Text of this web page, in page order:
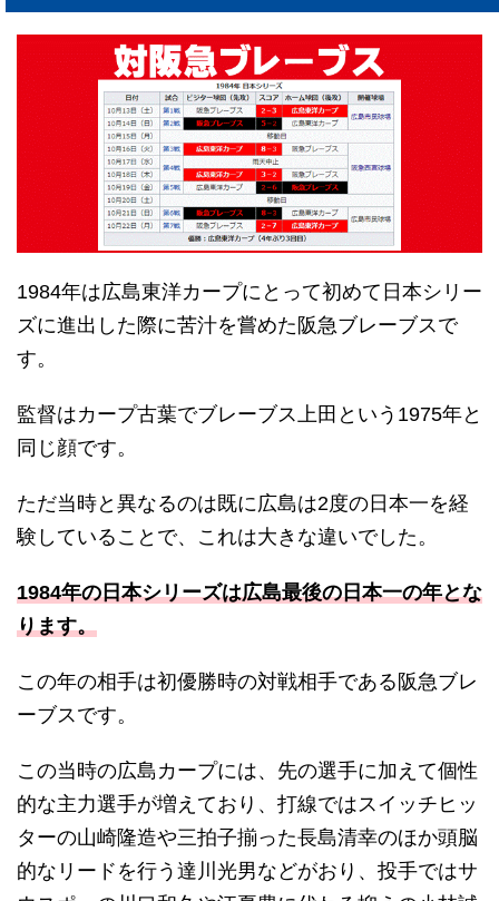
1984年は広島東洋カープにとって初めて日本シリー
ズに進出した際に苦汁を嘗めた阪急ブレーブスで
す。
監督はカープ古葉でブレーブス上田という1975年と
同じ顔です。
ただ当時と異なるのは既に広島は2度の日本一を経
験していることで、これは大きな違いでした。
1984年の日本シリーズは広島最後の日本一の年とな
ります。
この年の相手は初優勝時の対戦相手である阪急ブレ
ーブスです。
この当時の広島カープには、先の選手に加えて個性
的な主力選手が増えており、打線ではスイッチヒッ
ターの山崎隆造や三拍子揃った長島清幸のほか頭脳
的なリードを行う達川光男などがおり、投手ではサ